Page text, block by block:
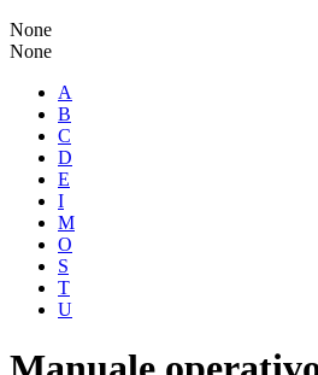
None
None
A
B
C
D
E
I
M
O
S
T
U